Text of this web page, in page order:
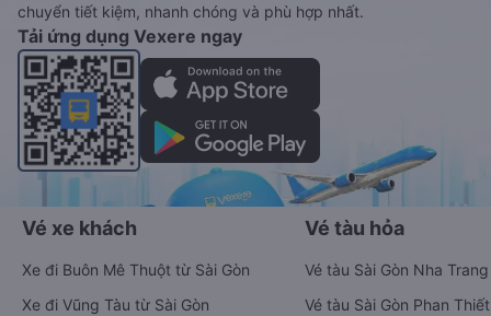
chuyển tiết kiệm, nhanh chóng và phù hợp nhất.
Tải ứng dụng Vexere ngay
Vé xe khách
Xe đi Buôn Mê Thuột từ Sài Gòn
Xe đi Vũng Tàu từ Sài Gòn
Vé tàu hỏa
Vé tàu Sài Gòn Nha Trang
Vé tàu Sài Gòn Phan Thiết